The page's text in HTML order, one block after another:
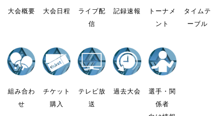
大会概要 大会日程
ライブ配
信
記録速報
トーナメ
ント
タイムテ
ーブル
組み合わ
せ
チケット
購入
テレビ放
送
過去大会
選手・関
係者